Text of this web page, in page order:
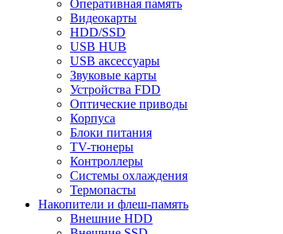
Оперативная память
Видеокарты
HDD/SSD
USB HUB
USB аксессуары
Звуковые карты
Устройства FDD
Оптические приводы
Корпуса
Блоки питания
TV-тюнеры
Контроллеры
Системы охлаждения
Термопасты
Накопители и флеш-память
Внешние HDD